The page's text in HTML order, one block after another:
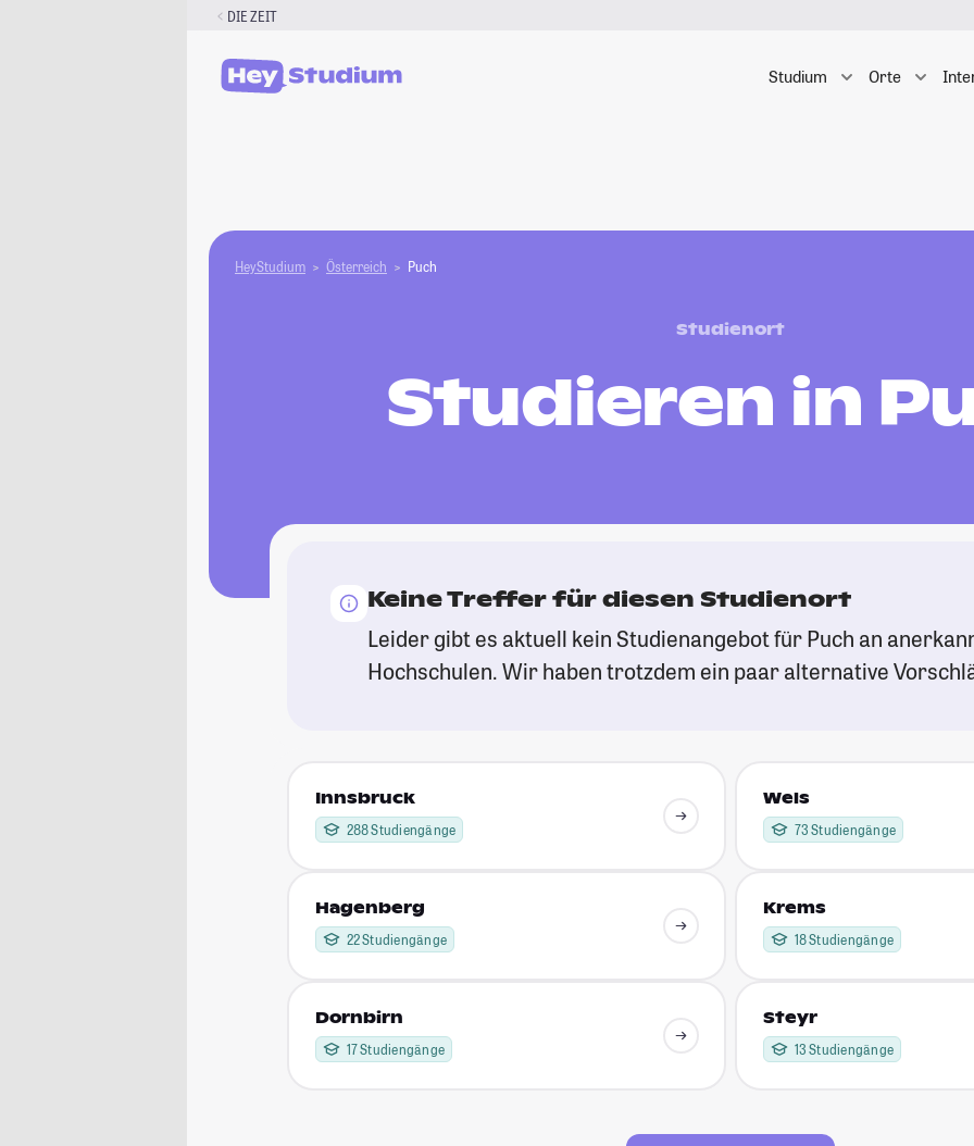
DIE ZEIT
Studium Orte
HeyStudium Österreich Puch
Studienort
Studieren in
Keine Treffer für diesen Studienort
Leider gibt es aktuell kein Studienangebot für Puch an
Hochschulen. Wir haben trotzdem ein paar alternative
Innsbruck
288 Studiengänge
Wels
73 Studiengänge
Hagenberg
22 Studiengänge
Krems
18 Studiengänge
Dornbirn
17 Studiengänge
Steyr
13 Studiengänge